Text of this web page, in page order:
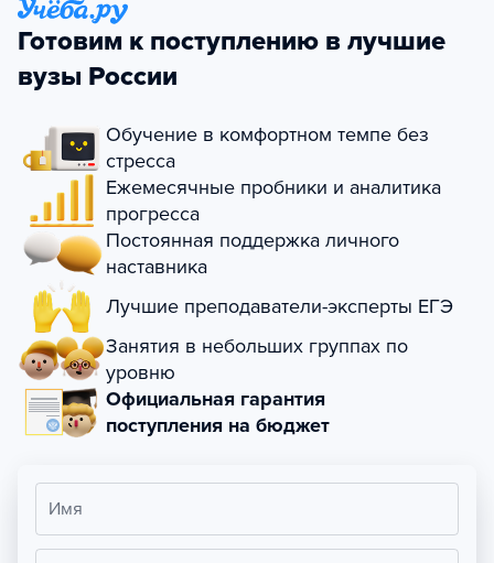
Готовим к поступлению в лучшие
вузы России
Обучение в комфортном темпе без
стресса
Ежемесячные пробники и аналитика
прогресса
Постоянная поддержка личного
наставника
Лучшие преподаватели-эксперты ЕГЭ
Занятия в небольших группах по
уровню
Официальная гарантия
поступления на бюджет
Имя